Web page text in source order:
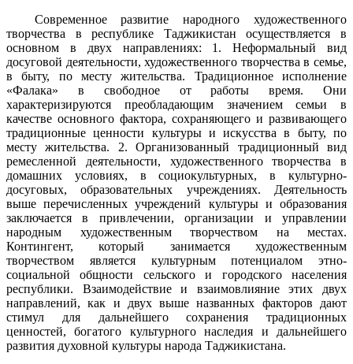
Современное развитие народного художественного
творчества в республике Таджикистан осуществляется в
основном в двух направлениях: 1. Неформальный вид
досуговой деятельности, художественного творчества в семье,
в быту, по месту жительства. Традиционное исполнение
«Фалака» в свободное от работы время. Они
характеризируются преобладающим значением семьи в
качестве основного фактора, сохраняющего и развивающего
традиционные ценности культуры и искусства в быту, по
месту жительства. 2. Организованный традиционный вид
ремесленной деятельности, художественного творчества в
домашних условиях, в социокультурных, в культурно-
досуговых, образовательных учреждениях. Деятельность
выше перечисленных учреждений культуры и образования
заключается в привлечении, организации и управлении
народным художественным творчеством на местах.
Контингент, который занимается художественным
творчеством является культурным потенциалом этно-
социальной общности сельского и городского населения
республики. Взаимодействие и взаимовлияние этих двух
направлений, как и двух выше названных факторов дают
стимул для дальнейшего сохранения традиционных
ценностей, богатого культурного наследия и дальнейшего
развития духовной культуры народа Таджикистана.